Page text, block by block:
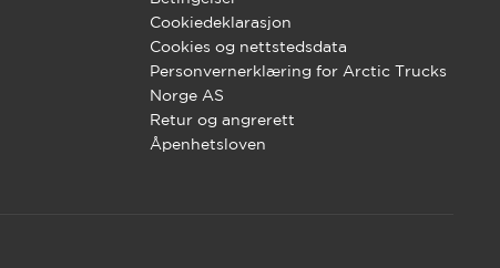
Cookiedeklarasjon
Cookies og nettstedsdata
Personvernerklæring for Arctic Trucks
Norge AS
Retur og angrerett
Åpenhetsloven